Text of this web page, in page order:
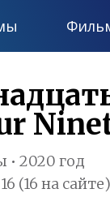
2020 год
(16 на сайте)